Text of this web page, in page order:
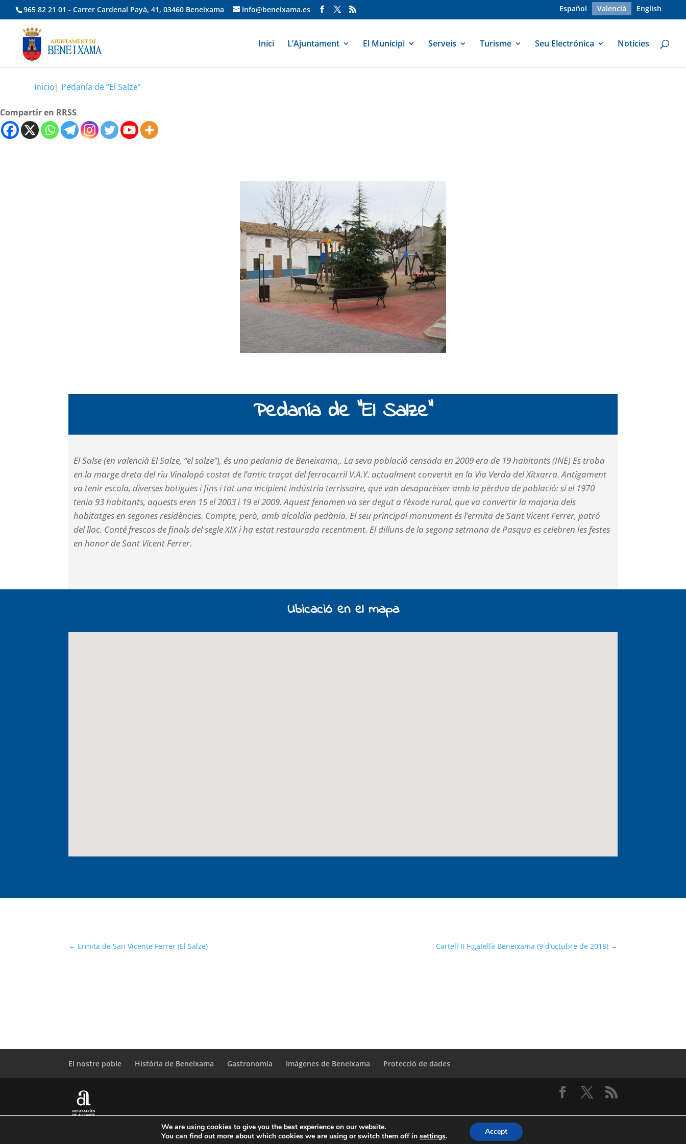
965 82 21 01 - Carrer Cardenal Payà, 41, 03460 Beneixama info@beneixama.es Español Valencià English
Inici L’Ajuntament El Municipi Serveis Turisme Seu Electrónica Noticies
Inicio| Pedanía de “El Salze”
Compartir en RRSS
Pedanía de “El Salze”
El Salse (en valencià El Salze, “el salze”), és una pedania de Beneixama,. La seva població censada en 2009 era de 19 habitants (INE) Es troba
en la marge dreta del riu Vinalopó costat de l’antic traçat del ferrocarril V.A.Y. actualment convertit en la Via Verda del Xitxarra. Antigament
va tenir escola, diverses botigues i fins i tot una incipient indústria terrissaire, que van desaparèixer amb la pèrdua de població: si el 1970
tenia 93 habitants, aquests eren 15 el 2003 i 19 el 2009. Aquest fenomen va ser degut a l’èxode rural, que va convertir la majoria dels
habitatges en segones residències. Compte, però, amb alcaldia pedània. El seu principal monument és l’ermita de Sant Vicent Ferrer, patró
del lloc. Conté frescos de finals del segle XIX i ha estat restaurada recentment. El dilluns de la segona setmana de Pasqua es celebren les festes
en honor de Sant Vicent Ferrer.
Ubicació en el mapa
← Ermita de San Vicente Ferrer (El Salze) Cartell II Figatellà Beneixama (9 d’octubre de 2018)→
El nostre poble Història de Beneixama Gastronomía Imágenes de Beneixama Protecció de dades
© Copyright Servicio de Informática y Telecomunicaciones. Diputacion Provincial Alicante
We are using cookies to give you the best experience on our website.
You can find out more about which cookies we are using or switch them off in settings. Accept